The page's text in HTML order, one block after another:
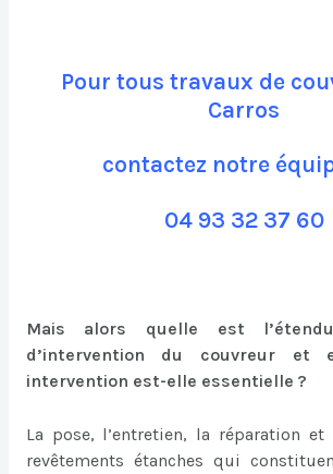
Pour tous travaux de
Carros
contactez notre
04 93 32 37 60
Mais alors quelle est
d’intervention du couvreur et
intervention est-elle essentielle ?
La pose, l’entretien, la réparation
revêtements étanches qui